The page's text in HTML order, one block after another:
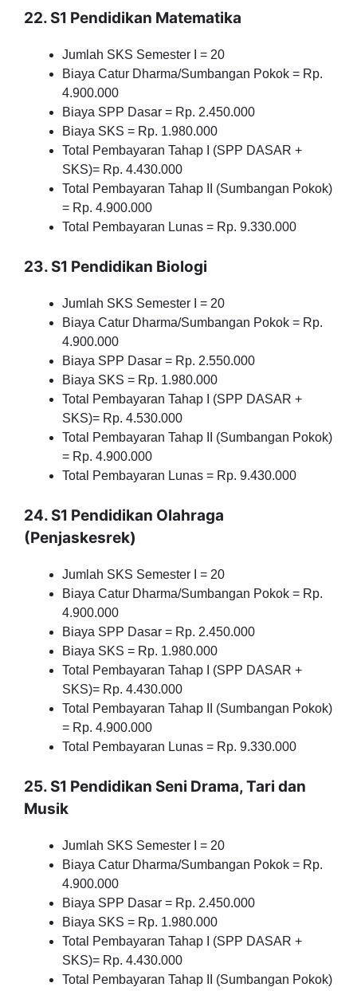
22. S1 Pendidikan Matematika
Jumlah SKS Semester I = 20
Biaya Catur Dharma/Sumbangan Pokok = Rp.
4.900.000
Biaya SPP Dasar = Rp. 2.450.000
Biaya SKS = Rp. 1.980.000
Total Pembayaran Tahap I (SPP DASAR +
SKS)= Rp. 4.430.000
Total Pembayaran Tahap II (Sumbangan Pokok)
= Rp. 4.900.000
Total Pembayaran Lunas = Rp. 9.330.000
23. S1 Pendidikan Biologi
Jumlah SKS Semester I = 20
Biaya Catur Dharma/Sumbangan Pokok = Rp.
4.900.000
Biaya SPP Dasar = Rp. 2.550.000
Biaya SKS = Rp. 1.980.000
Total Pembayaran Tahap I (SPP DASAR +
SKS)= Rp. 4.530.000
Total Pembayaran Tahap II (Sumbangan Pokok)
= Rp. 4.900.000
Total Pembayaran Lunas = Rp. 9.430.000
24. S1 Pendidikan Olahraga
(Penjaskesrek)
Jumlah SKS Semester I = 20
Biaya Catur Dharma/Sumbangan Pokok = Rp.
4.900.000
Biaya SPP Dasar = Rp. 2.450.000
Biaya SKS = Rp. 1.980.000
Total Pembayaran Tahap I (SPP DASAR +
SKS)= Rp. 4.430.000
Total Pembayaran Tahap II (Sumbangan Pokok)
= Rp. 4.900.000
Total Pembayaran Lunas = Rp. 9.330.000
25. S1 Pendidikan Seni Drama, Tari dan
Musik
Jumlah SKS Semester I = 20
Biaya Catur Dharma/Sumbangan Pokok = Rp.
4.900.000
Biaya SPP Dasar = Rp. 2.450.000
Biaya SKS = Rp. 1.980.000
Total Pembayaran Tahap I (SPP DASAR +
SKS)= Rp. 4.430.000
Total Pembayaran Tahap II (Sumbangan Pokok)